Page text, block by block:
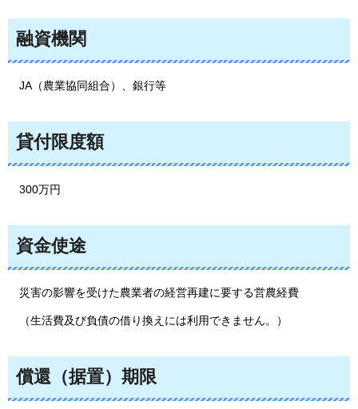
融資機関
JA（農業協同組合）、銀行等
貸付限度額
300万円
資金使途
災害の影響を受けた農業者の経営再建に要する営農経費
（生活費及び負債の借り換えには利用できません。）
償還（据置）期限